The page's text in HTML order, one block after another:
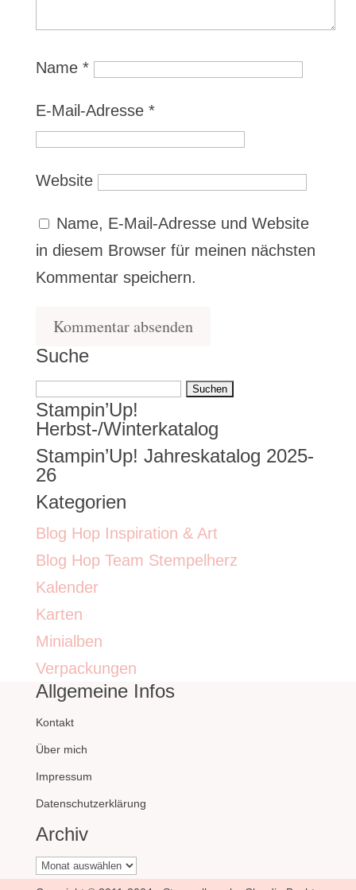
Name *
E-Mail-Adresse *
Website
Name, E-Mail-Adresse und Website
in diesem Browser für meinen nächsten
Kommentar speichern.
Suche
Suchen
nach:
Stampin’Up!
Herbst-/Winterkatalog
Stampin’Up! Jahreskatalog 2025-
26
Kategorien
Blog Hop Inspiration & Art
Blog Hop Team Stempelherz
Kalender
Karten
Minialben
Verpackungen
Allgemeine Infos
Kontakt
Über mich
Impressum
Datenschutzerklärung
Archiv
Archiv